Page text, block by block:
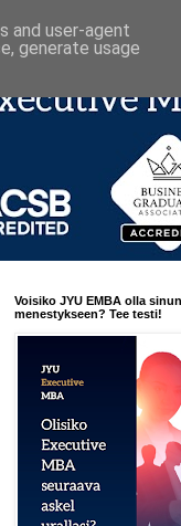
Voisiko JYU EMBA olla
menestykseen? Tee testi!
and user-agent
generate usage